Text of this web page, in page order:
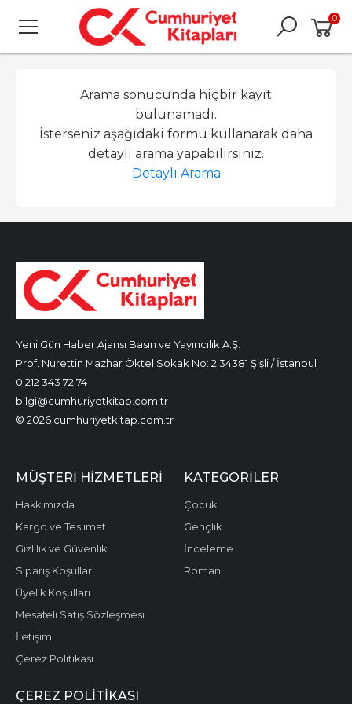
0
Arama sonucunda hiçbir kayıt
bulunamadı.
İsterseniz aşağıdaki formu kullanarak daha
detaylı arama yapabilirsiniz.
Detaylı Arama
Yeni Gün Haber Ajansı Basın ve Yayıncılık A.Ş.
Prof. Nurettin Mazhar Öktel Sokak No: 2 34381 Şişli / İstanbul
0 212 343 72 74
bilgi@cumhuriyetkitap.com.tr
© 2026 cumhuriyetkitap.com.tr
MÜŞTERI HIZMETLERI
Hakkımızda
Kargo ve Teslimat
Gizlilik ve Güvenlik
Sipariş Koşulları
Üyelik Koşulları
Mesafeli Satış Sözleşmesi
İletişim
Çerez Politikası
KATEGORILER
Çocuk
Gençlik
İnceleme
Roman
ÇEREZ POLITIKASI